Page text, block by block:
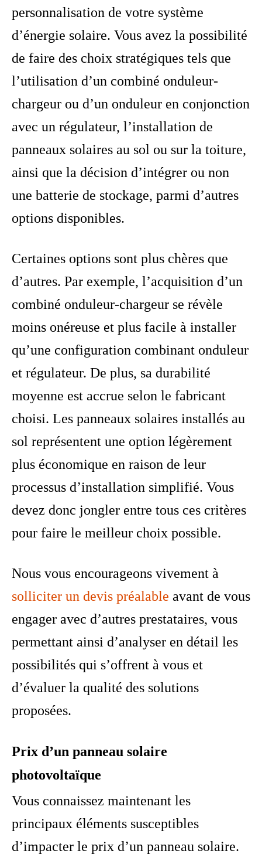
personnalisation de votre système
d’énergie solaire. Vous avez la possibilité
de faire des choix stratégiques tels que
l’utilisation d’un combiné onduleur-
chargeur ou d’un onduleur en conjonction
avec un régulateur, l’installation de
panneaux solaires au sol ou sur la toiture,
ainsi que la décision d’intégrer ou non
une batterie de stockage, parmi d’autres
options disponibles.
Certaines options sont plus chères que
d’autres. Par exemple, l’acquisition d’un
combiné onduleur-chargeur se révèle
moins onéreuse et plus facile à installer
qu’une configuration combinant onduleur
et régulateur. De plus, sa durabilité
moyenne est accrue selon le fabricant
choisi. Les panneaux solaires installés au
sol représentent une option légèrement
plus économique en raison de leur
processus d’installation simplifié. Vous
devez donc jongler entre tous ces critères
pour faire le meilleur choix possible.
Nous vous encourageons vivement à
solliciter un devis préalable avant de vous
engager avec d’autres prestataires, vous
permettant ainsi d’analyser en détail les
possibilités qui s’offrent à vous et
d’évaluer la qualité des solutions
proposées.
Prix d’un panneau solaire
photovoltaïque
Vous connaissez maintenant les
principaux éléments susceptibles
d’impacter le prix d’un panneau solaire.